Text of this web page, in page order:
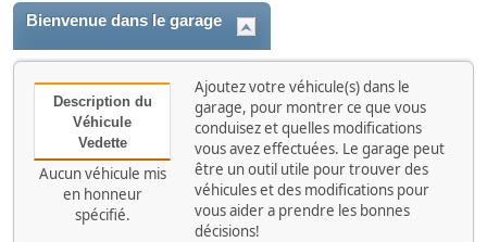
Bienvenue dans le garage
Description du
Véhicule
Vedette
Aucun véhicule mis
en honneur
spécifié.
Ajoutez votre véhicule(s) dans le
garage, pour montrer ce que vous
conduisez et quelles modifications
vous avez effectuées. Le garage peut
être un outil utile pour trouver des
véhicules et des modifications pour
vous aider a prendre les bonnes
décisions!